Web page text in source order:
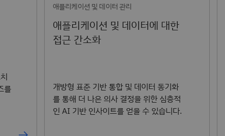
를
애플리케이션 및 데이터 관리
애플리케이션 및 데이터에 대한
접근 간소화
개방형 표준 기반 통합 및 데이터 동기화
를 통해 더 나은 의사 결정을 위한 심층적
인 AI 기반 인사이트를 얻을 수 있습니다.